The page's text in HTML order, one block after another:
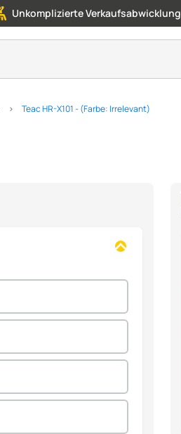
Unkomplizierte Verkaufsabwicklung
Teac HR-X101 - (Farbe: Irrelevant)